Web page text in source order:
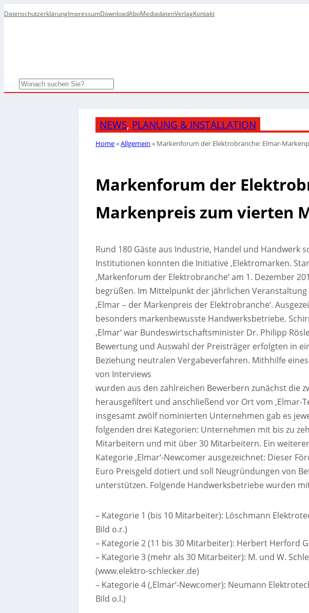
DatenschutzerklärungImpressumDownloadAboMediadatenVerlagKontakt
Search
NEWS, PLANUNG & INSTALLATION
Home»Allgemein » Markenforum der Elektrobranche: Elmar-
Markenforum der
Markenpreis zum vierten
Rund 180 Gäste aus Industrie, Handel und Handwerk
Institutionen konnten die Initiative ‚Elektromarken.
‚Markenforum der Elektrobranche‘ am 1. Dezember
begrüßen. Im Mittelpunkt der jährlichen
‚Elmar – der Markenpreis der Elektrobranche‘.
besonders markenbewusste Handwerksbetriebe.
‚Elmar‘ war Bundeswirtschaftsminister Dr. Philipp
Bewertung und Auswahl der Preisträger erfolgten in
Beziehung neutralen Vergabeverfahren. Mithhilfe
von Interviews
wurden aus den zahlreichen Bewerbern zunächst die
herausgefiltert und anschließend vor Ort vom ‚Elmar-
insgesamt zwölf nominierten Unternehmen gab es
folgenden drei Kategorien: Unternehmen mit bis zu
Mitarbeitern und mit über 30 Mitarbeitern. Ein
Kategorie ‚Elmar‘-Newcomer ausgezeichnet: Dieser
Euro Preisgeld dotiert und soll Neugründungen von
unterstützen. Folgende Handwerksbetriebe wurden mit
– Kategorie 1 (bis 10 Mitarbeiter): Löschmann
Bild o.r.)
– Kategorie 2 (11 bis 30 Mitarbeiter): Herbert Herford
– Kategorie 3 (mehr als 30 Mitarbeiter): M. und W.
(www.elektro-schlecker.de)
– Kategorie 4 (‚Elmar‘-Newcomer): Neumann
Bild o.l.)